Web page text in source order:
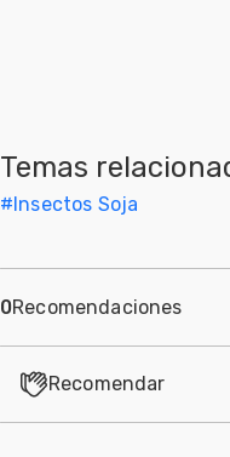
Temas
# Insectos Soja
0Recomendaciones
Recomendar